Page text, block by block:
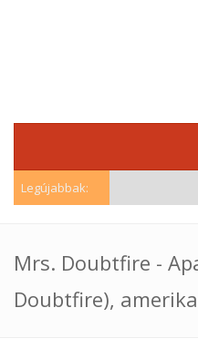
Legújabbak:
Mrs. Doubtfire -
Doubtfire),